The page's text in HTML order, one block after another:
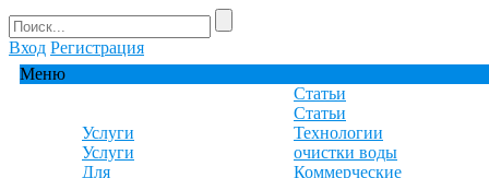
Вход Регистрация
Меню
Услуги
Услуги
Для
Статьи
Статьи
Технологии
очистки воды
Коммерческие